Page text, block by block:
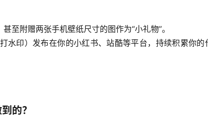
至附赠两张手机壁纸尺寸的图作为“小礼物”。
水印）发布在你的小红书、站酷等平台，持续积累你的
的？